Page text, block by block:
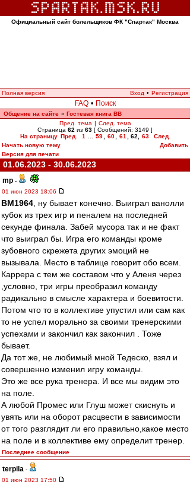
Официальный сайт болельщиков ФК "Спартак" Москва
Полная версия Вход • Регистрация
FAQ • Поиск
Общение на сайте » Гостевая книга ВВ
Пред. тема | След. тема
Страница 62 из 63 [ Сообщений: 3149 ]
На страницу Пред. 1 59 60 61 62 63
След.
Начать новую тему
Добавить
Версия для печати
01.06.2023 - 30.06.2023
mp -
01 июн 2023 18:06
BM1964 , ну бывает конечно. Выиграл ванолли
кубок из трех игр и пеналем на последней
секунде финала. Забей мусора так и не факт
что выиграл бы. Игра его команды кроме
зубовного скрежета других эмоций не
вызывала. Место в таблице говорит обо всем.
Каррера с тем же составом что у Аленя через
,условно, три игры преобразил команду
радикально в смысле характера и боевитости.
Потом что то в коллективе упустил или сам как
то не успел морально за своими тренерскими
успехами и закончил как закончил . Тоже
бывает.
Да тот же, не любимый мной Тедеско, взял и
совершенно изменил игру команды.
Это же все рука тренера. И все мы видим это
на поле.
А любой Промес или Глуш может скиснуть и
увять или на оборот расцвести в зависимости
от того разглядит ли его правильно,какое место
на поле и в коллективе ему определит тренер.
Последнее сообщение
terpila -
01 июн 2023 17:50